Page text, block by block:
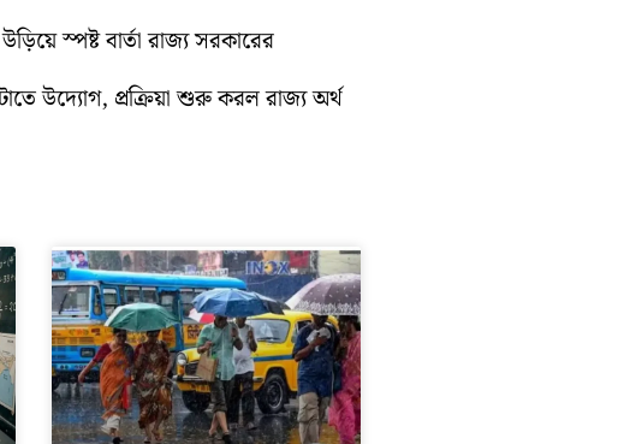
স্পষ্ট বার্তা রাজ্য সরকারের
উদ্যোগ, প্রক্রিয়া শুরু করল রাজ্য অর্থ